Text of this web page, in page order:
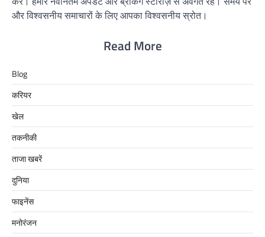
और विश्वसनीय समाचारों के लिए आपका विश्वसनीय स्रोत।
Read More
Blog
करियर
खेल
तकनीकी
ताजा खबरें
दुनिया
फाइनेंस
मनोरंजन